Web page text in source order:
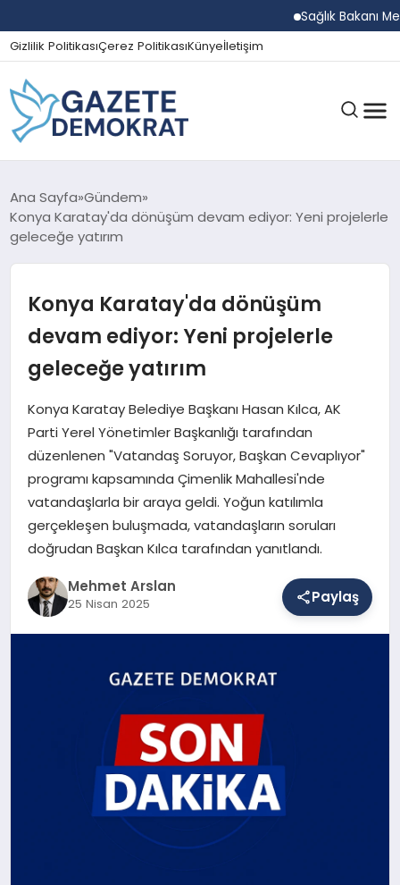
Sağlık Bakanı
Gizlilik PolitikasıÇerez PolitikasıKünyeİletişim
GÜNDEM
EKONOMI
SPOR
SAĞLIK
EĞITIM
DÜNYA
Ana Sayfa Gündem
Konya Karatay'da dönüşüm devam ediyor: Yeni projelerle
geleceğe yatırım
Konya Karatay'da dönüşüm
devam ediyor: Yeni projelerle
geleceğe yatırım
Konya Karatay Belediye Başkanı Hasan Kılca, AK
Parti Yerel Yönetimler Başkanlığı tarafından
düzenlenen "Vatandaş Soruyor, Başkan Cevaplıyor"
programı kapsamında Çimenlik Mahallesi'nde
vatandaşlarla bir araya geldi. Yoğun katılımla
gerçekleşen buluşmada, vatandaşların soruları
doğrudan Başkan Kılca tarafından yanıtlandı.
Mehmet Arslan
25 Nisan 2025 Paylaş